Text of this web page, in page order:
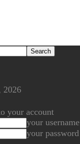
2026
your account
your username
your password